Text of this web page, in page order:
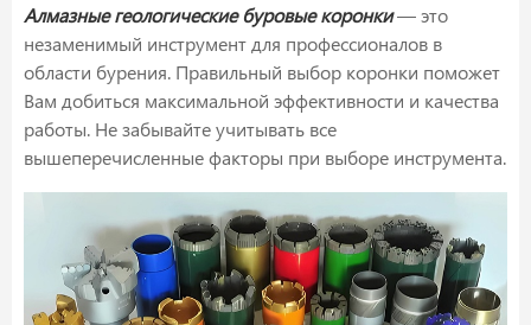
Алмазные геологические буровые коронки— это
незаменимый инструмент для профессионалов в
области бурения. Правильный выбор коронки поможет
Вам добиться максимальной эффективности и качества
работы. Не забывайте учитывать все
вышеперечисленные факторы при выборе инструмента.